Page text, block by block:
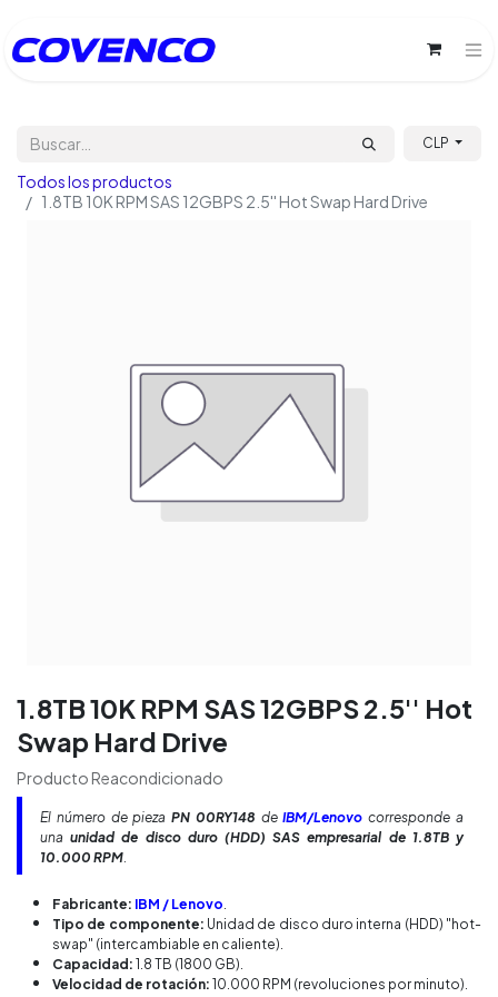
CLP
Todos los productos
1.8TB 10K RPM SAS 12GBPS 2.5'' Hot Swap Hard Drive
1.8TB 10K RPM SAS 12GBPS 2.5'' Hot
Swap Hard Drive
Producto Reacondicionado
El número de piezaPN 00RY148 deIBM/Lenovo corresponde a
unaunidad de disco duro (HDD) SAS empresarial de 1.8TB y
10.000 RPM.
Fabricante: IBM / Lenovo.
Tipo de componente: Unidad de disco duro interna (HDD) "hot-
swap" (intercambiable en caliente).
Capacidad: 1.8 TB (1800 GB).
Velocidad de rotación: 10.000 RPM (revoluciones por minuto).